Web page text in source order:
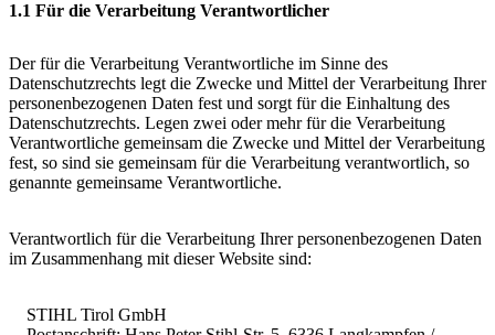
1.1 Für die Verarbeitung Verantwortlicher
Der für die Verarbeitung Verantwortliche im Sinne des
Datenschutzrechts legt die Zwecke und Mittel der Verarbeitung Ihrer
personenbezogenen Daten fest und sorgt für die Einhaltung des
Datenschutzrechts. Legen zwei oder mehr für die Verarbeitung
Verantwortliche gemeinsam die Zwecke und Mittel der Verarbeitung
fest, so sind sie gemeinsam für die Verarbeitung verantwortlich, so
genannte gemeinsame Verantwortliche.
Verantwortlich für die Verarbeitung Ihrer personenbezogenen Daten
im Zusammenhang mit dieser Website sind:
STIHL Tirol GmbH